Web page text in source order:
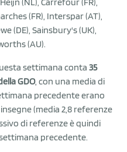
(NL), Carrefour (FR),
(FR), Interspar (AT),
(DE), Sainsbury's (UK),
(AU).
settimana conta 35
GDO, con una media di
precedente erano
(media 2,8 referenze
di referenze è quindi
precedente.